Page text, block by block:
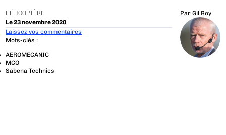
HÉLICOPTÈRE
Le 23 novembre 2020
Par Gil Roy
Laissez vos commentaires
Mots-clés :
AEROMECANIC
MCO
Sabena Technics